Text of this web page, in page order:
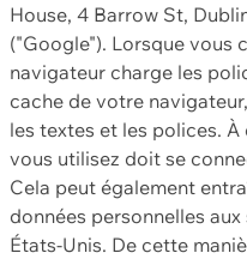
House, 4 Barrow St,
("Google"). Lorsque vous
navigateur charge les
cache de votre
les textes et les polices.
vous utilisez doit se
Cela peut également
données personnelles
États-Unis. De cette